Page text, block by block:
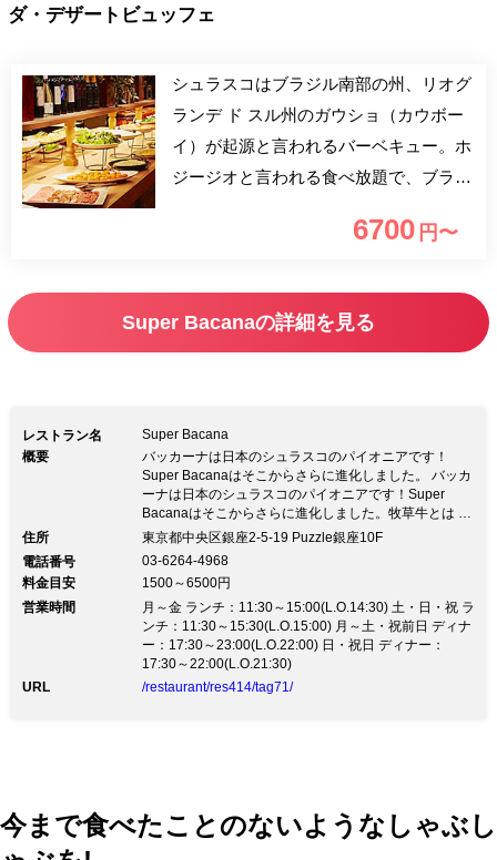
ダ・デザートビュッフェ
シュラスコはブラジル南部の州、リオグ
ランデ ド スル州のガウショ（カウボー
イ）が起源と言われるバーベキュー。ホ
ジージオと言われる食べ放題で、ブラジ
鶏、ソーセージなど、焼きたてジューシ
ラスコ・サラダ・デザート・温料理ビュ
ルをお楽しみください。
6700 円〜
Super Bacanaの詳細を見る
レストラン名
Super Bacana
概要
バッカーナは日本のシュラスコのパイオニアです！
Super Bacanaはそこからさらに進化しました。 バッカ
ーナは日本のシュラスコのパイオニアです！Super
Bacanaはそこからさらに進化しました。牧草牛とは 自
然の環境で放牧され、牧草のみで飼育された牛のことで
ス・フェッド・ビーフを食べることで、減量、美容、脳
機能の改善、病気予防（がん予防や糖尿病の改善）にも
効果的だといわれています。 また、ブラジルで最新の
人気カクテルも初上陸。 Super Bacanaでは、進化した
Estilo Bacana（バッカーナ スタイル）のシュラスコを
お楽しみいただけます。
住所
東京都中央区銀座2-5-19 Puzzle銀座10F
電話番号
03-6264-4968
料金目安
1500～6500円
営業時間
月～金 ランチ：11:30～15:00(L.O.14:30) 土・日・祝 ラ
ンチ：11:30～15:30(L.O.15:00) 月～土・祝前日 ディナ
ー：17:30～23:00(L.O.22:00) 日・祝日 ディナー：
17:30～22:00(L.O.21:30)
URL
/restaurant/res414/tag71/
今まで食べたことのないようなしゃぶし